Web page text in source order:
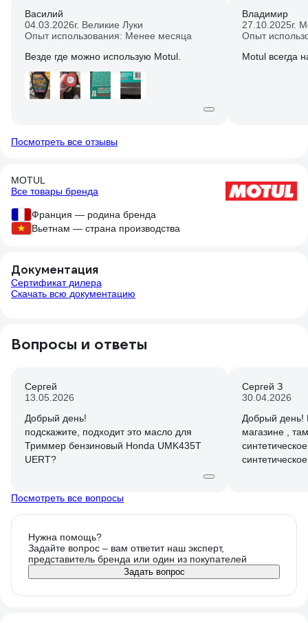
Василий
04.03.2026г. Великие Луки
Опыт использования: Менее месяца
Везде где можно использую Motul.
Владимир
27.10.2025г.
Опыт
Motul всегда
Посмотреть все отзывы
MOTUL
Все товары бренда
Франция — родина бренда
Вьетнам — страна производства
Документация
Сертификат дилера
Скачать всю документацию
Вопросы и ответы
Сергей
13.05.2026
Добрый день!
подскажите, подходит это масло для
Триммер бензиновый Honda UMK435T
UERT?
Сергей З
30.04.2026
Добрый день!
магазине ,
Посмотреть все вопросы
Нужна помощь?
Задайте вопрос – вам ответит наш эксперт,
представитель бренда или один из покупателей
Задать вопрос